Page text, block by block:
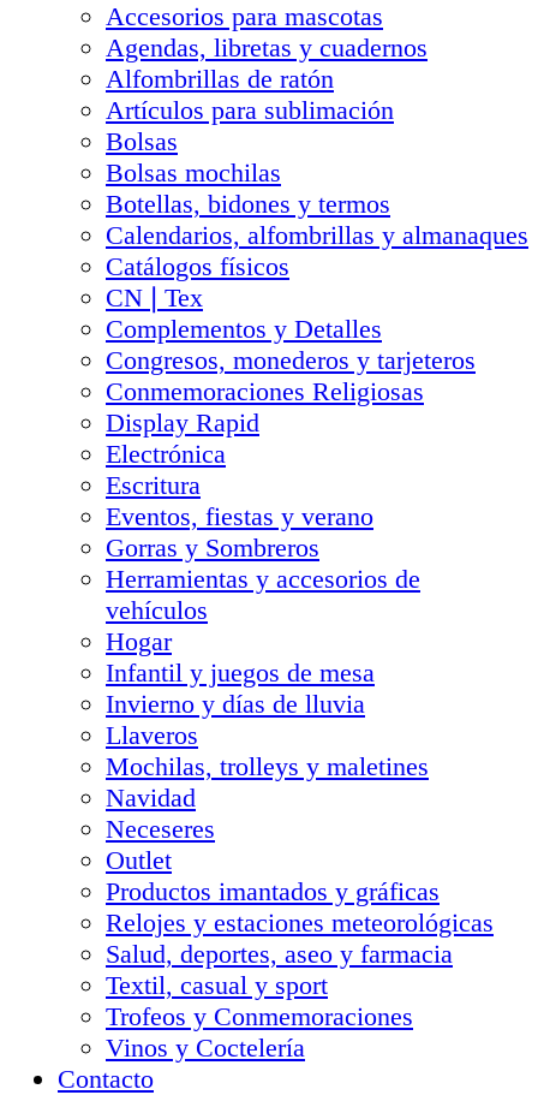
Accesorios para mascotas
Agendas, libretas y cuadernos
Alfombrillas de ratón
Artículos para sublimación
Bolsas
Bolsas mochilas
Botellas, bidones y termos
Calendarios, alfombrillas y almanaques
Catálogos físicos
CN❘Tex
Complementos y Detalles
Congresos, monederos y tarjeteros
Conmemoraciones Religiosas
Display Rapid
Electrónica
Escritura
Eventos, fiestas y verano
Gorras y Sombreros
Herramientas y accesorios de
vehículos
Hogar
Infantil y juegos de mesa
Invierno y días de lluvia
Llaveros
Mochilas, trolleys y maletines
Navidad
Neceseres
Outlet
Productos imantados y gráficas
Relojes y estaciones meteorológicas
Salud, deportes, aseo y farmacia
Textil, casual y sport
Trofeos y Conmemoraciones
Vinos y Coctelería
Contacto